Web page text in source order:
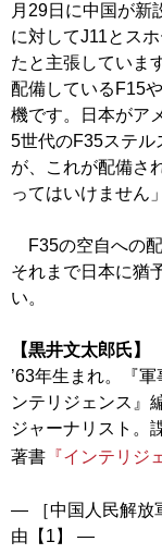
月29日に中国が新
に対してJ11とス
たと主張していま
配備しているF15
機です。日本がア
5世代のF35ステル
が、これが配備さ
ってはいけません」
F35の空自への配
それまで日本に
い。
【黒井文太郎氏】
’63年生まれ。『
ンテリジェンス』
ジャーナリスト。
著書 『インテリジ
― ［中国人民解放